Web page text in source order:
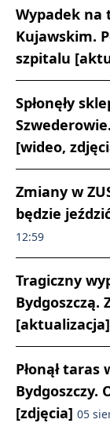
Wypadek na
Kujawskim.
szpitalu
Spłonęły
[wideo,
Zmiany w
będzie
12:59
Tragiczny
Bydgoszczą.
[aktualizacja]
Płonął
Bydgoszczy.
[zdjęcia] 05